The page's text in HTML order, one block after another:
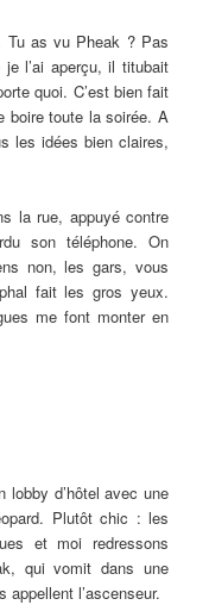
Tu as vu Pheak ? Pas
l’ai aperçu, il titubait
quoi. C’est bien fait
boire toute la soirée. A
les idées bien claires,
la rue, appuyé contre
son téléphone. On
non, les gars, vous
fait les gros yeux.
me font monter en
lobby d’hôtel avec une
Plutôt chic : les
et moi redressons
qui vomit dans une
l’ascenseur.